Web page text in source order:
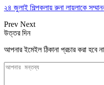
২৪ জুলাই শিল্পকলায় রুনা লায়লাকে
Prev Next
উত্তর দিন
আপনার ইমেইল ঠিকানা প্রচার করা হবে